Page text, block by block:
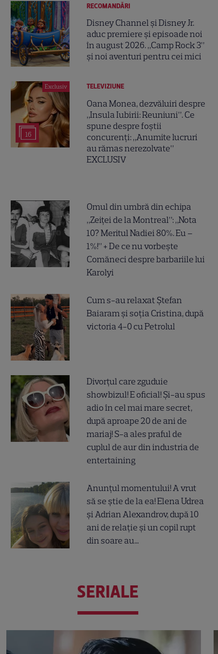
RECOMANDĂRI
Disney Channel și Disney Jr.
aduc premiere și episoade noi
în august 2026. „Camp Rock 3”
și noi aventuri pentru cei mici
Exclusiv
16
TELEVIZIUNE
Oana Monea, dezvăluiri despre
„Insula Iubirii: Reuniuni”. Ce
spune despre foștii
concurenți: „Anumite lucruri
au rămas nerezolvate”
EXCLUSIV
Omul din umbră din echipa
„Zeiței de la Montreal”: „Nota
10? Meritul Nadiei 80%. Eu –
1%!” + De ce nu vorbește
Comăneci despre barbariile lui
Karolyi
Cum s-au relaxat Ștefan
Baiaram și soția Cristina, după
victoria 4-0 cu Petrolul
Divorțul care zguduie
showbizul! E oficial! Și-au spus
adio în cel mai mare secret,
după aproape 20 de ani de
mariaj! S-a ales praful de
cuplul de aur din industria de
entertaining
Anunțul momentului! A vrut
să se știe de la ea! Elena Udrea
și Adrian Alexandrov, după 10
ani de relație și un copil rupt
din soare au...
SERIALE